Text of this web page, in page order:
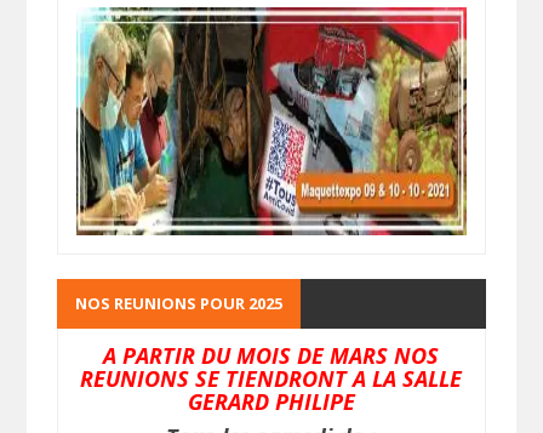
NOS REUNIONS POUR 2025
A PARTIR DU MOIS DE MARS NOS
REUNIONS SE TIENDRONT A LA SALLE
GERARD PHILIPE